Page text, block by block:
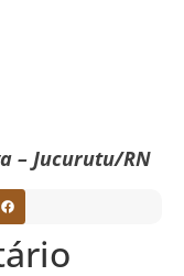
– Jucurutu/RN